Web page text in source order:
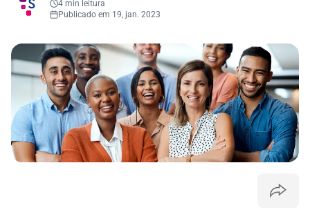
4 min leitura
Publicado em 19, jan. 2023